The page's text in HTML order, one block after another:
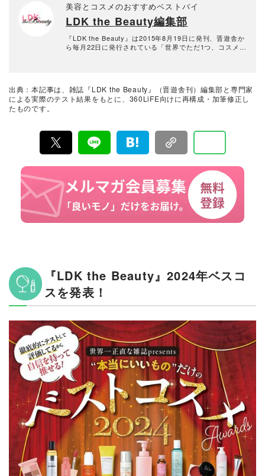
美容とコスメのおすすめベストバイ
LDK the Beauty編集部
『LDK the Beauty』は2015年8月19日に発刊、晋遊舎か
ら毎月22日に発行されている「世界でただ1つ、コスメを
ディアで情報を発信中。姉妹誌であるテストする女性誌
『LDK』と同様、メーカーに忖度する事なく、編集部と
出典：本記事は、雑誌『LDK the Beauty』（晋遊舎刊）編集部と専門家
による実際のテスト結果をもとに、360LiFE向けに再構成・加筆修正し
たものです。
『LDK the Beauty』2024年ベスコ
スを発表！